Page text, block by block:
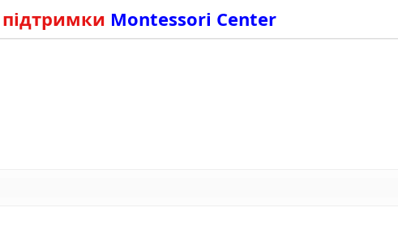
Montessori Center